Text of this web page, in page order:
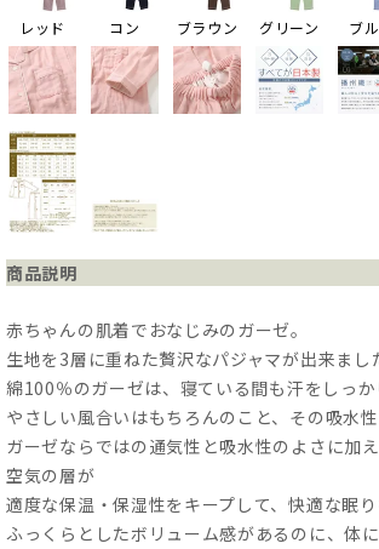
レッド コン ブラウン グリーン ブ
商品説明
赤ちゃんの肌着でおなじみのガーゼ。
生地を3層に重ねた贅沢なパジャマが出来まし
綿100％のガーゼは、寝ている間も汗をしっか
やさしい風合いはもちろんのこと、その吸水
ガーゼならではの通気性と吸水性のよさに加
空気の層が
適度な保温・保湿性をキープして、快適な眠り
ふっくらとしたボリューム感があるのに、体